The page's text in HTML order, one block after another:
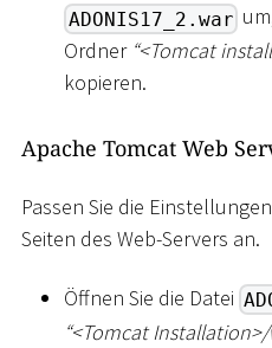
ADONIS17_2.war
Ordner “<Tomcat
kopieren.
Apache Tomcat Web
Passen Sie die
Seiten des Web-Servers an.
Öffnen Sie die Datei
“<Tomcat Installation>/